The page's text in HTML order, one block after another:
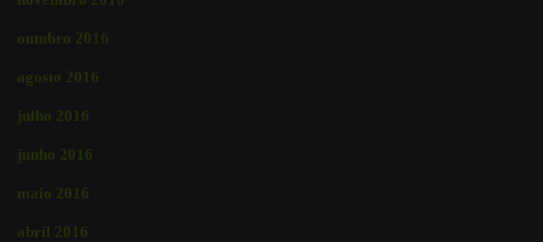
outubro 2016
agosto 2016
julho 2016
junho 2016
maio 2016
abril 2016